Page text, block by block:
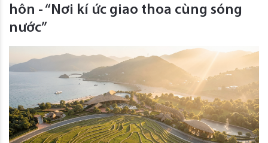
hôn - “Nơi kí ức giao thoa cùng sóng
nước”